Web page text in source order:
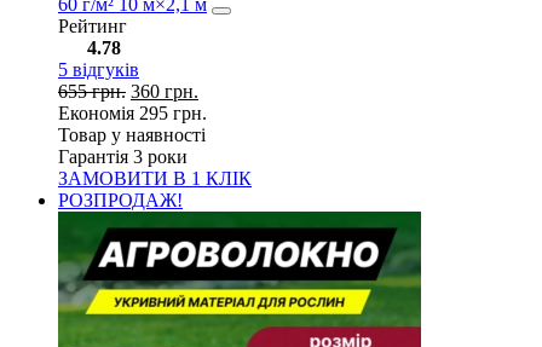
Рейтинг
4.78
5 відгуків
655грн. 360 грн.
Економія 295 грн.
Товар у наявності
Гарантія 3 роки
ЗАМОВИТИ В 1 КЛІК
РОЗПРОДАЖ!